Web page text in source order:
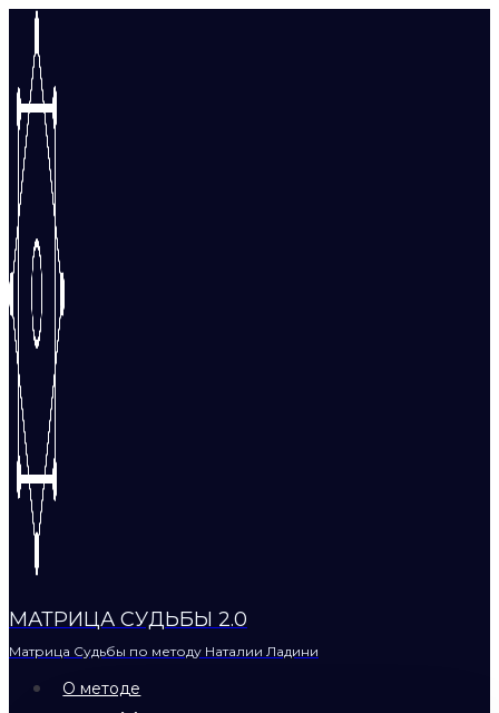
Перейти
содержимому
МАТРИЦА СУДЬБЫ 2.0
Матрица Судьбы по методу Наталии Ладини
О методе